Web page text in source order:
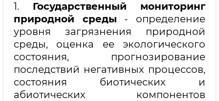
1. Государственный мониторинг
природной среды - определение
уровня загрязнения природной
среды, оценка ее экологического
состояния, прогнозирование
последствий негативных процессов,
состояния биотических и
абиотических компонентов